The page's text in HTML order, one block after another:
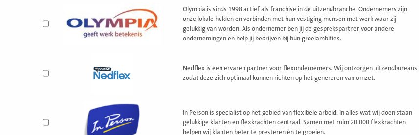
Olympia is sinds 1998 actief als franchise in de uitzendbranche. Ondernemers zijn
onze lokale helden en verbinden met hun vestiging mensen met werk waar zij
gelukkig van worden. Als ondernemer ben jij de gesprekspartner voor andere
ondernemingen en help jij bedrijven bij hun groeiambities.
Nedflex is een ervaren partner voor flexondernemers. Wij ontzorgen uitzendbureaus,
zodat deze zich optimaal kunnen richten op het genereren van omzet.
In Person is specialist op het gebied van flexibele arbeid. In alles wat wij doen staan
gelukkige klanten en flexkrachten centraal. Samen met ruim 20.000 flexkrachten
helpen wij klanten beter te presteren én te groeien.